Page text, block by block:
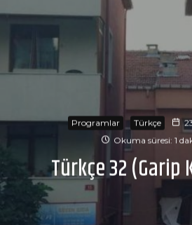
Programlar Türkçe
Okuma süresi: 1
Türkçe 32 (Garip